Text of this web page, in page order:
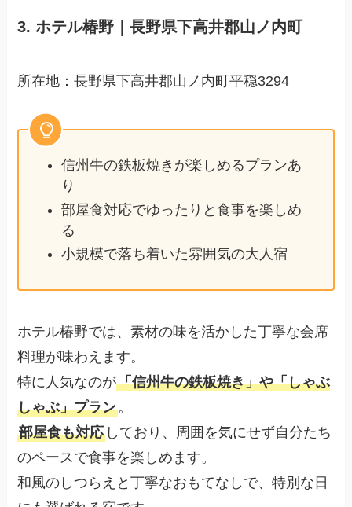
3. ホテル椿野｜長野県下高井郡山ノ内町
所在地：長野県下高井郡山ノ内町平穏3294
信州牛の鉄板焼きが楽しめるプランあ
り
部屋食対応でゆったりと食事を楽しめ
る
小規模で落ち着いた雰囲気の大人宿
ホテル椿野では、素材の味を活かした丁寧な会席
料理が味わえます。
特に人気なのが「信州牛の鉄板焼き」や「しゃぶ
しゃぶ」プラン。
部屋食も対応 しており、周囲を気にせず自分たち
のペースで食事を楽しめます。
和風のしつらえと丁寧なおもてなしで、特別な日